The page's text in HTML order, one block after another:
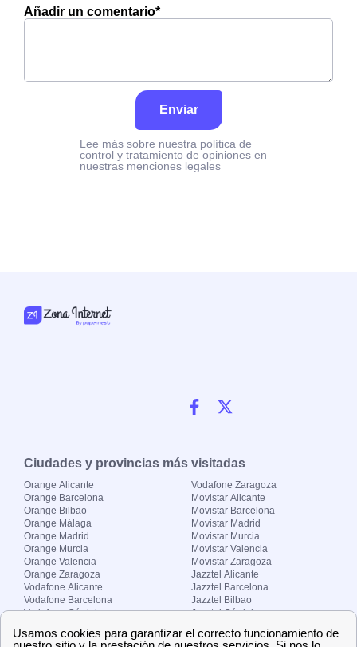
Añadir un comentario*
Enviar
Lee más sobre nuestra política de
control y tratamiento de opiniones en
nuestras menciones legales
Ciudades y provincias más visitadas
Orange Alicante
Orange Barcelona
Orange Bilbao
Orange Málaga
Orange Madrid
Orange Murcia
Orange Valencia
Orange Zaragoza
Vodafone Alicante
Vodafone Barcelona
Vodafone Córdoba
Vodafone Madrid
Vodafone Zaragoza
Movistar Alicante
Movistar Barcelona
Movistar Madrid
Movistar Murcia
Movistar Valencia
Movistar Zaragoza
Jazztel Alicante
Jazztel Barcelona
Jazztel Bilbao
Jazztel Córdoba
Jazztel Málaga